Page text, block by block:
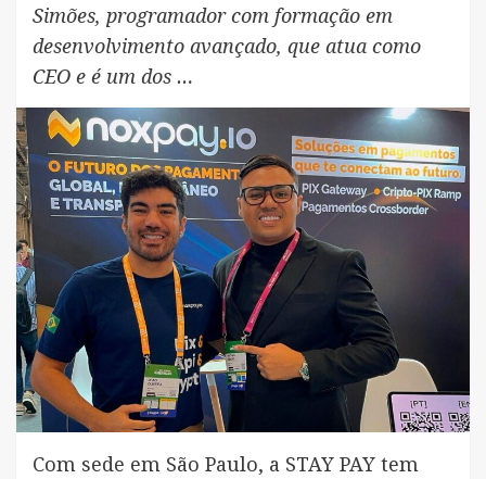
Simões, programador com formação em
desenvolvimento avançado, que atua como
CEO e é um dos …
Com sede em São Paulo, a STAY PAY tem